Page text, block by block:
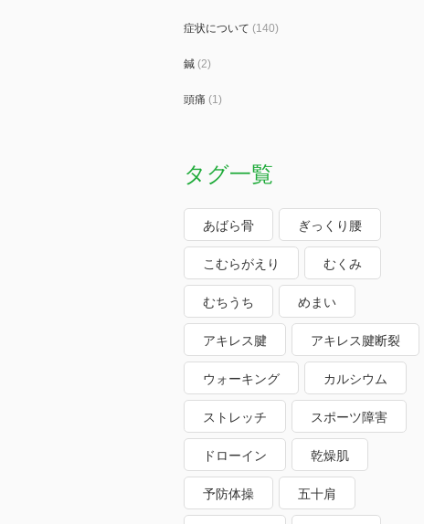
症状について (140)
鍼(2)
頭痛 (1)
タグ一覧
あばら骨 ぎっくり腰
こむらがえり むくみ
むちうち めまい
アキレス腱 アキレス腱断裂
ウォーキング カルシウム
ストレッチ スポーツ障害
ドローイン 乾燥肌
予防体操 五十肩